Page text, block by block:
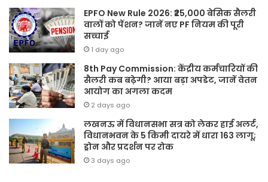
EPFO New Rule 2026: ₹25,000 बेसिक सैलरी
वालों को पेंशन? जानें नए PF नियम की पूरी
सच्चाई
1 day ago
8th Pay Commission: केंद्रीय कर्मचारियों की
सैलरी कब बढ़ेगी? आया बड़ा अपडेट, जानें वेतन
आयोग का अगला कदम
2 days ago
लखनऊ में विधानसभा सत्र को लेकर हाई अलर्ट,
विधानभवन के 5 किमी दायरे में धारा 163 लागू;
ड्रोन और प्रदर्शन पर रोक
3 days ago